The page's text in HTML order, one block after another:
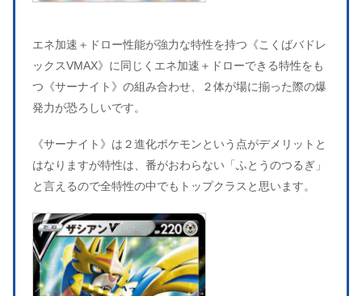
エネ加速＋ドロー性能が強力な特性を持つ《こくばバドレ
ックスVMAX》に同じくエネ加速＋ドローできる特性をも
つ《サーナイト》の組み合わせ、２体が場に揃った際の爆
発力が恐ろしいです。
《サーナイト》は２進化ポケモンという点がデメリットと
はなりますが特性は、番がおわらない「ふとうのつるぎ」
と言えるので全特性の中でもトップクラスと思います。